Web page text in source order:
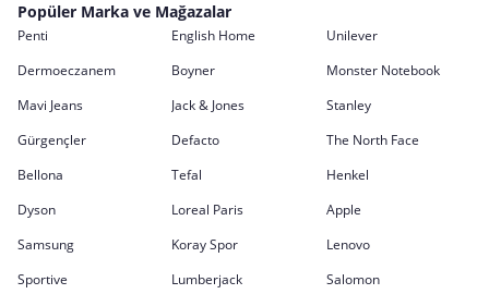
Popüler Marka ve Mağazalar
Penti English Home
Unilever
Dermoeczanem
Boyner
Monster Notebook
Mavi Jeans
Jack & Jones
Stanley
Gürgençler
Defacto
The North Face
Bellona
Tefal
Henkel
Dyson
Loreal Paris
Apple
Samsung
Koray Spor
Lenovo
Sportive
Lumberjack Salomon